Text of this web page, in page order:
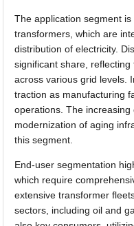
The application segment
transformers, which are
distribution of electricity.
significant share,
across various grid levels.
traction as manufacturing
operations. The
modernization of aging
this segment.
End-user segmentation
which require
extensive transformer
sectors, including oil and